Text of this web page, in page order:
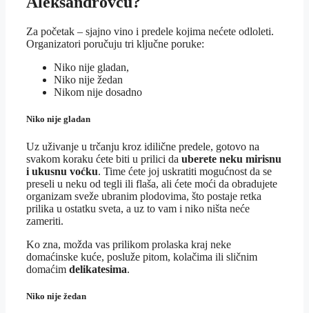
Za početak – sjajno vino i predele kojima nećete odloleti.
Organizatori poručuju tri ključne poruke:
Niko nije gladan,
Niko nije žedan
Nikom nije dosadno
Niko nije gladan
Uz uživanje u trčanju kroz idilične predele, gotovo na
svakom koraku ćete biti u prilici da uberete neku mirisnu
i ukusnu voćku. Time ćete joj uskratiti mogućnost da se
preseli u neku od tegli ili flaša, ali ćete moći da obradujete
organizam sveže ubranim plodovima, što postaje retka
prilika u ostatku sveta, a uz to vam i niko ništa neće
zameriti.
Ko zna, možda vas prilikom prolaska kraj neke
domaćinske kuće, posluže pitom, kolačima ili sličnim
domaćim delikatesima.
Niko nije žedan